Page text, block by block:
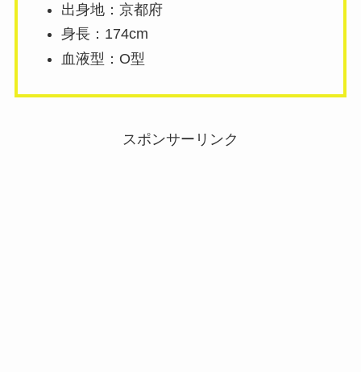
出身地：京都府
身長：174cm
血液型：O型
スポンサーリンク